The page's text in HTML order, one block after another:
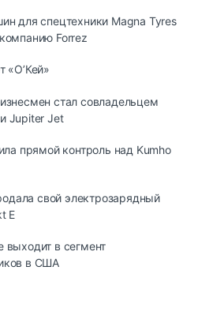
для спецтехники Magna Tyres
Forrez
«О’Кей»
стал совладельцем
Jupiter Jet
прямой контроль над Kumho
свой электрозарядный
E
выходит в сегмент
в США